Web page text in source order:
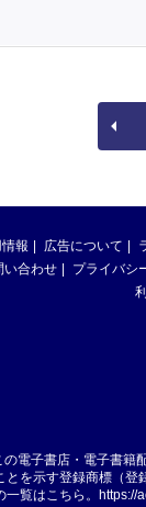
報 広告について
い合わせ プライバシ
電子書店・電子書籍
とを示す登録商標（
覧はこちら。 https://